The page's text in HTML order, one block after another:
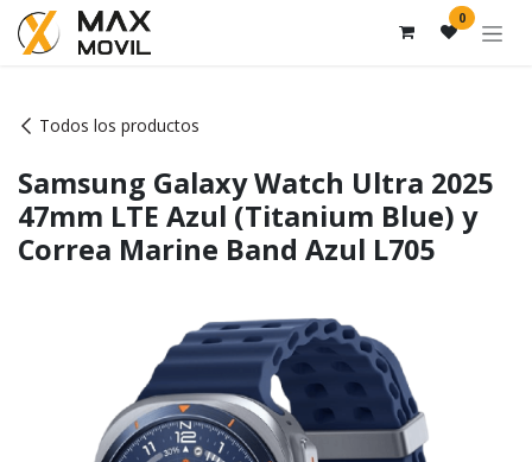
Ir al contenido 0
Todos los productos
Samsung Galaxy Watch Ultra 2025
47mm LTE Azul (Titanium Blue) y
Correa Marine Band Azul L705